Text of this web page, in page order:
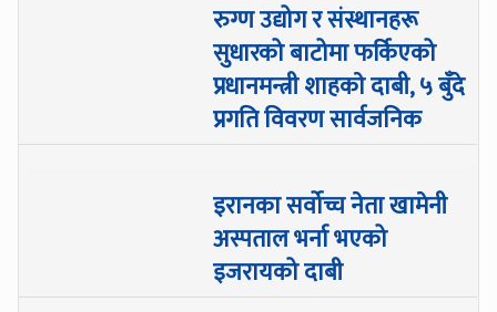
रुग्ण उद्योग र संस्थानहरू
सुधारको बाटोमा फर्किएको
प्रधानमन्त्री शाहकाे दाबी, ५ बुँदे
प्रगति विवरण सार्वजनिक
इरानका सर्वोच्च नेता खामेनी
अस्पताल भर्ना भएको
इजरायको दाबी